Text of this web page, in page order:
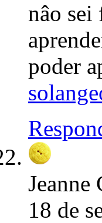
nâo sei
poder
Jeanne
18 de